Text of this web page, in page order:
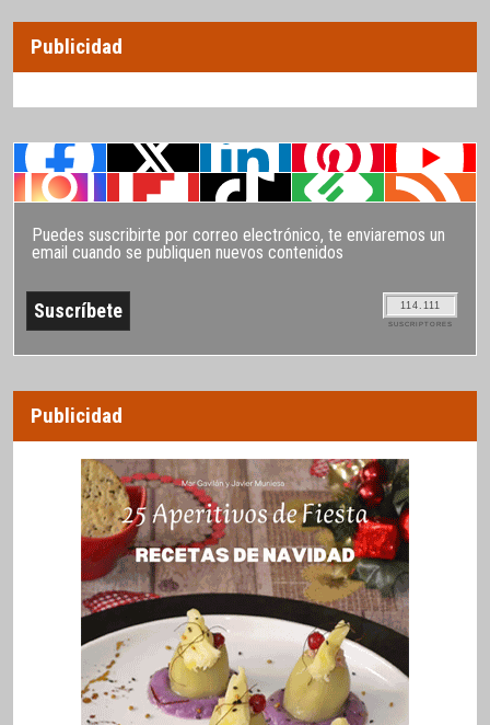
Publicidad
Puedes suscribirte por correo electrónico, te enviaremos un
email cuando se publiquen nuevos contenidos
114.111
SUSCRIPTORES
Publicidad